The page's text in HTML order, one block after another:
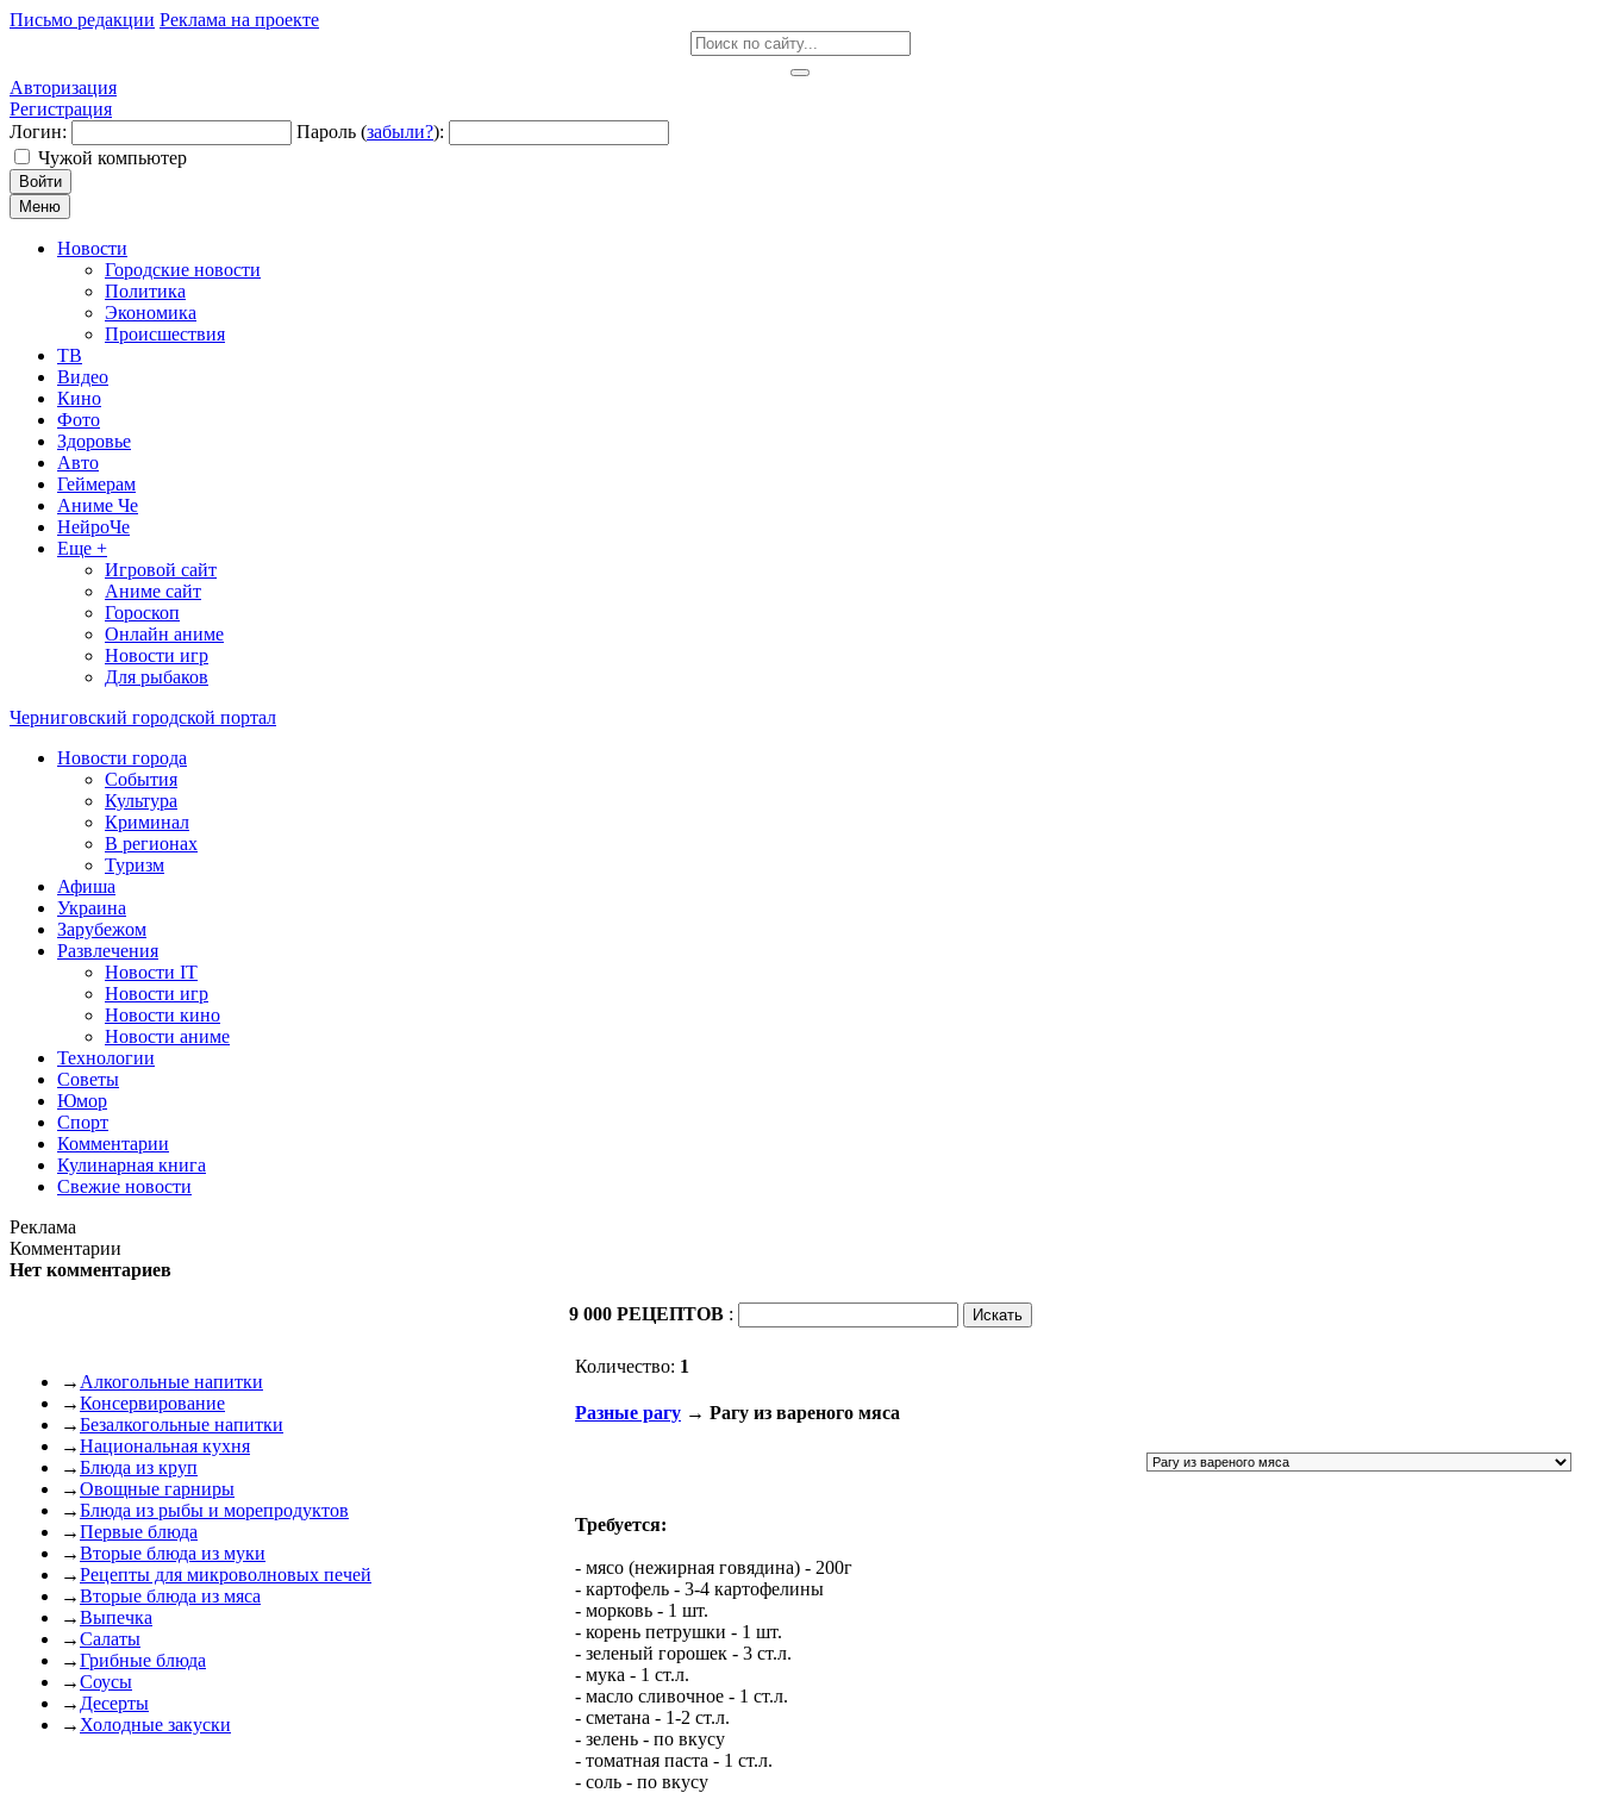
Письмо редакции Реклама на проекте
Авторизация
Регистрация
Логин:
Пароль (забыли?):
Чужой компьютер
Войти
Меню
Новости
Городские новости
Политика
Экономика
Происшествия
ТВ
Видео
Кино
Фото
Здоровье
Авто
Геймерам
Аниме Че
НейроЧе
Еще +
Игровой сайт
Аниме сайт
Гороскоп
Онлайн аниме
Новости игр
Для рыбаков
Черниговский городской портал
Новости города
События
Культура
Криминал
В регионах
Туризм
Афиша
Украина
Зарубежом
Развлечения
Новости IT
Новости игр
Новости кино
Новости аниме
Технологии
Советы
Юмор
Спорт
Комментарии
Кулинарная книга
Свежие новости
Реклама
Комментарии
Нет комментариев
9 000 РЕЦЕПТОВ :
→ Алкогольные напитки
→Консервирование
→Безалкогольные напитки
→Национальная кухня
→Блюда из круп
→Овощные гарниры
→Блюда из рыбы и морепродуктов
→Первые блюда
→Вторые блюда из муки
→Рецепты для микроволновых печей
→Вторые блюда из мяса
→Выпечка
→Салаты
→Грибные блюда
→Соусы
→ Десерты
→ Холодные закуски
Количество: 1
Разные рагу → Рагу из вареного мяса
Требуется:
- мясо (нежирная говядина) - 200г
- картофель - 3-4 картофелины
- морковь - 1 шт.
- корень петрушки - 1 шт.
- зеленый горошек - 3 ст.л.
- мука - 1 ст.л.
- масло сливочное - 1 ст.л.
- сметана - 1-2 ст.л.
- зелень - по вкусу
- томатная паста - 1 ст.л.
- соль - по вкусу